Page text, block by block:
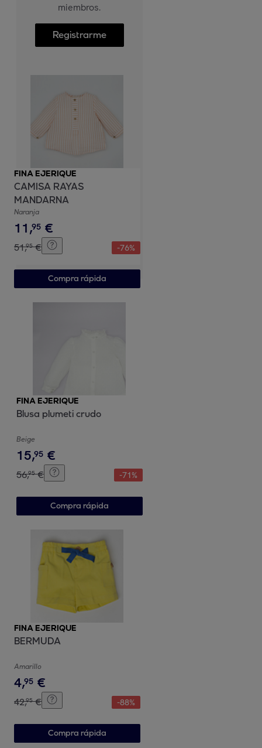
miembros.
Registrarme
FINA EJERIQUE
CAMISA RAYAS
MANDARNA
Naranja
11,95 €
51,95 € -76%
Compra rápida
FINA EJERIQUE
Blusa plumeti crudo
Beige
15,95 €
56,95 € -71%
Compra rápida
FINA EJERIQUE
BERMUDA
Amarillo
4,95 €
42,95 € -88%
Compra rápida